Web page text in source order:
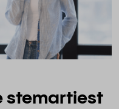
stemartiest